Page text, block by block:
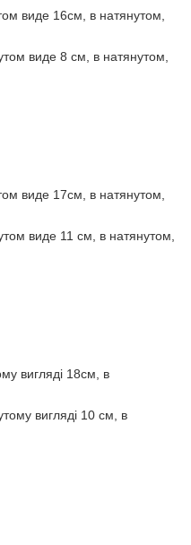
виде 16см, в натянутом,
виде 8 см, в натянутом,
виде 17см, в натянутом,
виде 11 см, в натянутом,
вигляді 18см, в
вигляді 10 см, в